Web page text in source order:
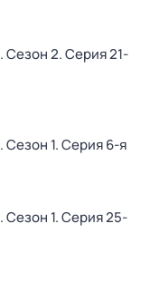
. Сезон 2. Серия 21-
. Сезон 1. Серия 6-я
. Сезон 1. Серия 25-